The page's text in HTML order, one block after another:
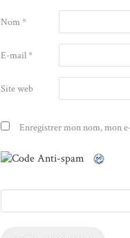
Nom*
E-mail*
Site web
Enregistrer mon nom, mon